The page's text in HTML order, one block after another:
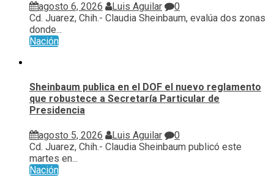
agosto 6, 2026 Luis Aguilar
0
Cd. Juarez, Chih.- Claudia Sheinbaum, evalúa ⁠dos zonas
donde...
Nación
Sheinbaum publica en el DOF el nuevo reglamento
que robustece a Secretaría Particular de
Presidencia
agosto 5, 2026 Luis Aguilar
0
Cd. Juarez, Chih.- Claudia Sheinbaum publicó este
martes en...
Nación